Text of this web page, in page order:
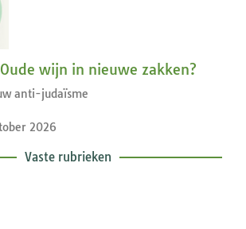
wijn in nieuwe zakken?
anti-judaïsme
2026
Vaste rubrieken